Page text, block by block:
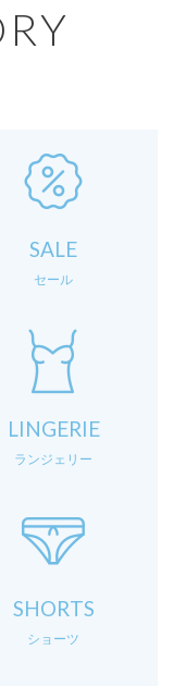
SALE
セール
LINGERIE
ランジェリー
SHORTS
ショーツ